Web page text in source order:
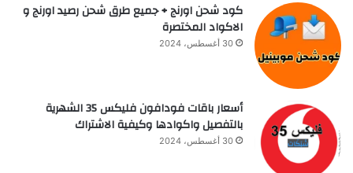
كود شحن اورنج + جميع طرق شحن رصيد اورنج و
الاكواد المختصرة
30 أغسطس، 2024
أسعار باقات فودافون فلیکس 35 الشهرية
بالتفصيل واكوادها وكيفية الاشتراك
30 أغسطس، 2024